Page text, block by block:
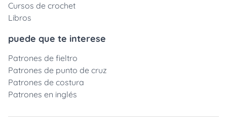
Cursos de crochet
Libros
puede que te interese
Patrones de fieltro
Patrones de punto de cruz
Patrones de costura
Patrones en inglés